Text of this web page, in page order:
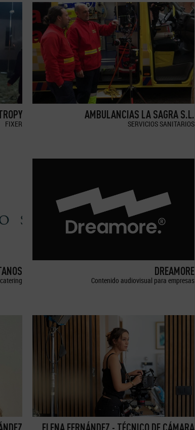
FIXER
AMBULANCIAS LA SAGRA S.L.
SERVICIOS SANITARIOS
DREAMORE
Contenido audiovisual para empresas
ELENA FERNÁNDEZ - TÉCNICO DE CÁMARA